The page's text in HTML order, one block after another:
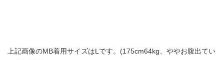
上記画像のMB着用サイズはLです。(175cm64kg、ややお腹出てい